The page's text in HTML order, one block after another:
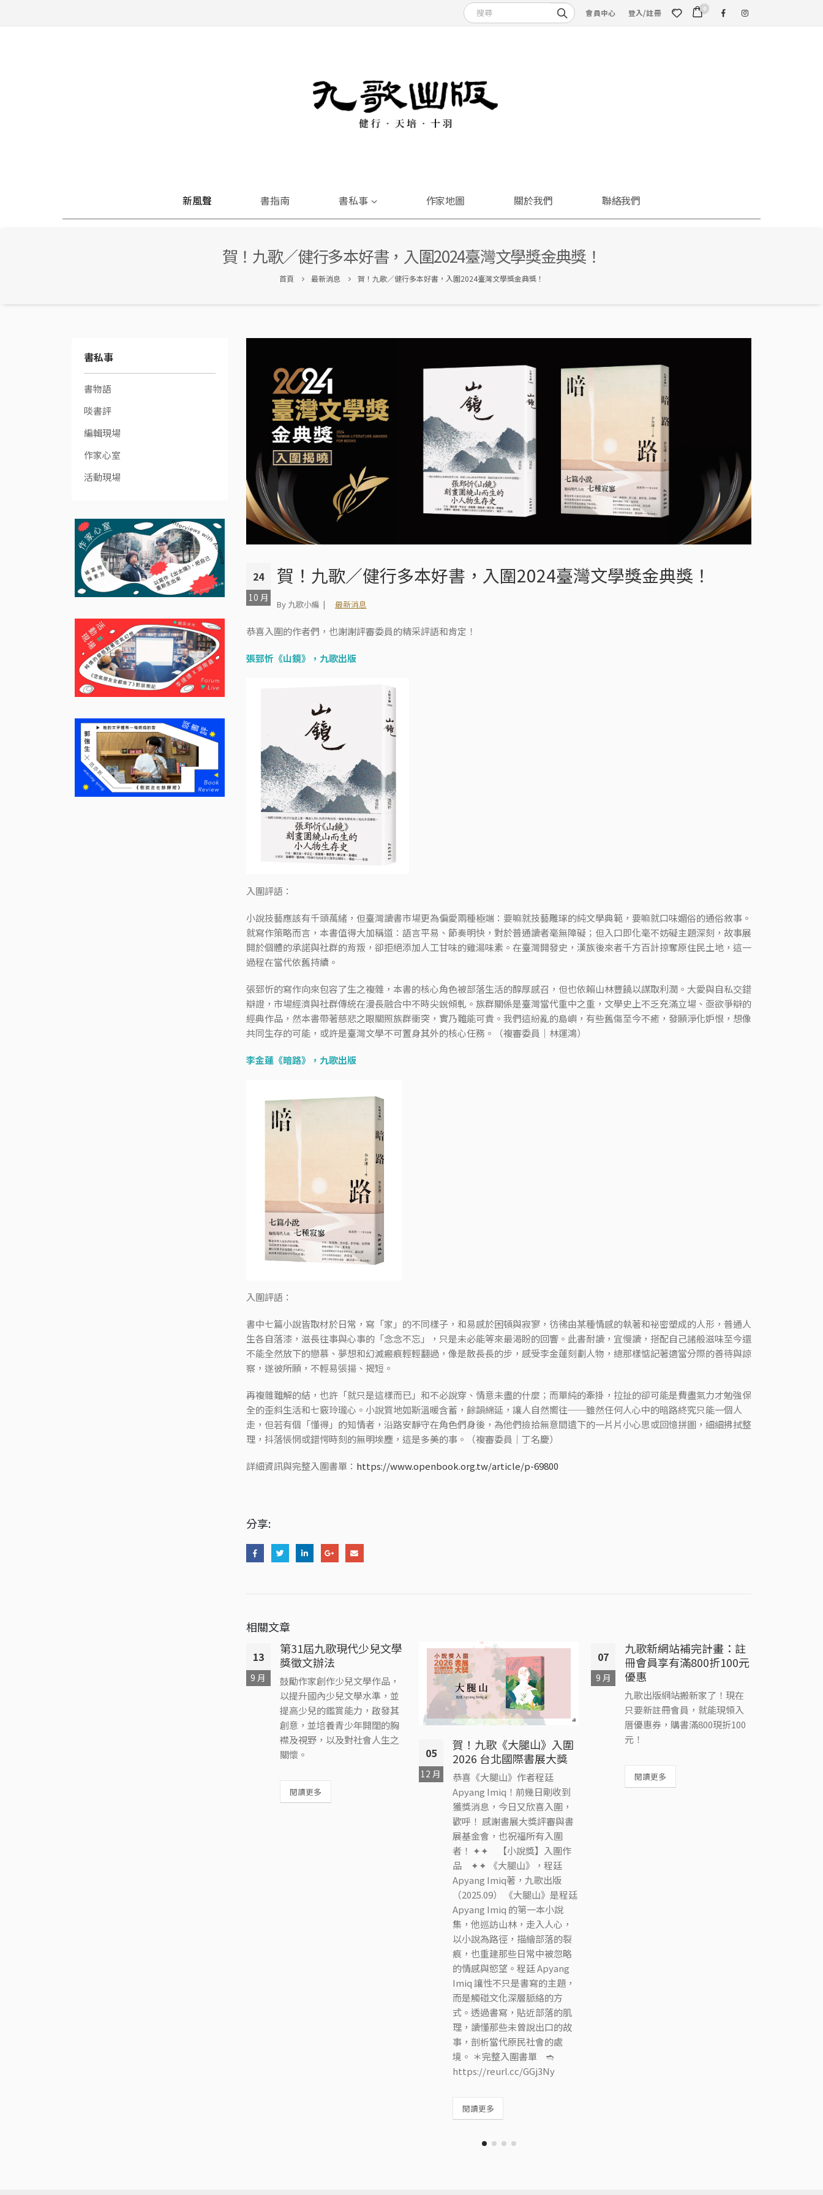
會員中心 登入/註冊 0
新風聲 書指南 書私事 作家地圖 關於我們 聯絡我們
賀！九歌／健行多本好書，入圍2024臺灣文學獎金典獎！
首頁 最新消息 賀！九歌／健行多本好書，入圍2024臺灣文學獎金典獎！
24
10 月
賀！九歌／健行多本好書，入圍2024臺灣文學獎金典獎！
By 九歌小編 最新消息
恭喜入圍的作者們，也謝謝評審委員的精采評語和肯定！
張郅忻《山鏡》，九歌出版
入圍評語：
小說技藝應該有千頭萬緒，但臺灣讀書市場更為偏愛兩種極端：要嘛就技藝雕琢的純文學典範，要嘛就口味媚俗的通俗敘事。
就寫作策略而言，本書值得大加稱道：語言平易、節奏明快，對於普通讀者毫無障礙；但入口即化毫不妨礙主題深刻，故事展
開於個體的承諾與社群的背叛，卻拒絕添加人工甘味的雞湯味素。在臺灣開發史，漢族後來者千方百計掠奪原住民土地，這一
過程在當代依舊持續。
張郅忻的寫作向來包容了生之複雜，本書的核心角色被部落生活的醇厚感召，但也依賴山林豐饒以謀取利潤。大愛與自私交錯
辯證，市場經濟與社群傳統在漫長融合中不時尖銳傾軋。族群關係是臺灣當代重中之重，文學史上不乏充滿立場、亟欲爭辯的
經典作品，然本書帶著慈悲之眼關照族群衝突，實乃難能可貴。我們這紛亂的島嶼，有些舊傷至今不癒，發願淨化妒恨，想像
共同生存的可能，或許是臺灣文學不可置身其外的核心任務。（複審委員｜林運鴻）
李金蓮《暗路》，九歌出版
入圍評語：
書中七篇小說皆取材於日常，寫「家」的不同樣子，和易感於困頓與寂寥，彷彿由某種情感的執著和祕密塑成的人形，普通人
生各自落漆，滋長往事與心事的「念念不忘」，只是未必能等來最渴盼的回響。此書耐讀，宜慢讀，搭配自己諸般滋味至今還
不能全然放下的戀慕、夢想和幻滅瘢痕輕輕翻過，像是散長長的步，感受李金蓮刻劃人物，總那樣惦記著適當分際的善待與諒
察，遂彼所願，不輕易張揚、揭短。
再複雜難解的結，也許「就只是這樣而已」和不必說穿、情意未盡的什麼；而單純的牽掛，拉扯的卻可能是費盡氣力才勉強保
全的歪斜生活和七竅玲瓏心。小說質地如斯溫暖含蓄，餘韻綿延，讓人自然嚮往──雖然任何人心中的暗路終究只能一個人
走，但若有個「懂得」的知情者，沿路安靜守在角色們身後，為他們撿拾無意間遺下的一片片小心思或回憶拼圖，細細拂拭整
理，抖落悵惘或錯愕時刻的無明埃塵，這是多美的事。（複審委員｜丁名慶）
詳細資訊與完整入圍書單： https://www.openbook.org.tw/article/p-69800
分享:
相關文章
13
9 月
第31屆九歌現代少兒文學
獎徵文辦法
鼓勵作家創作少兒文學作品，
以提升國內少兒文學水準，並
提高少兒的鑑賞能力，啟發其
創意，並培養青少年開闊的胸
襟及視野，以及對社會人生之
關懷。
閱讀更多
05
12 月
賀！九歌《大腿山》入圍
2026 台北國際書展大獎
恭喜《大腿山》作者程廷
Apyang Imiq！前幾日剛收到
獲獎消息，今日又欣喜入圍，
歡呼！ 感謝書展大獎評審與書
展基金會，也祝福所有入圍
者！ ✦✦ 【小說獎】入圍作
品 ✦✦ 《大腿山》，程廷
Apyang Imiq著，九歌出版
（2025.09） 《大腿山》是程廷
Apyang Imiq 的第一本小說
集，他巡訪山林，走入人心，
以小說為路徑，描繪部落的裂
痕，也重建那些日常中被忽略
的情感與慾望。程廷 Apyang
Imiq 讓性不只是書寫的主題，
而是觸碰文化深層脈絡的方
式。透過書寫，貼近部落的肌
理，讀懂那些未曾說出口的故
事，剖析當代原民社會的處
境。 ＊完整入圍書單 ➬
https://reurl.cc/GGj3Ny
閱讀更多
07
9 月
九歌新網站補完計畫：註
冊會員享有滿800折100元
優惠
九歌出版網站搬新家了！現在
只要新註冊會員，就能現領入
厝優惠券，購書滿800現折100
元！
閱讀更多
書私事
書物語
啖書評
編輯現場
作家心室
活動現場